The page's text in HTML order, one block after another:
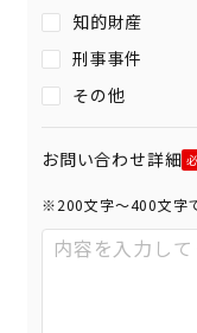
知的財産
刑事事件
その他
お問い合わせ詳細
※200文字〜400文字